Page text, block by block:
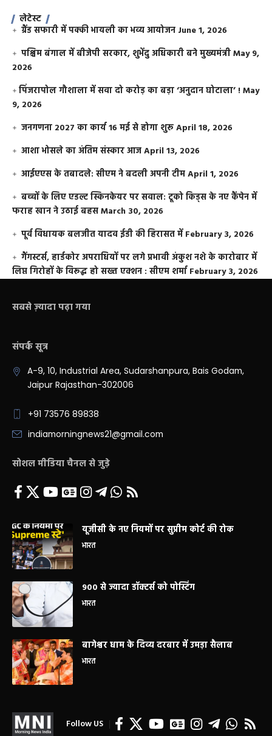
लेटेस्ट
ग्रैंड सफारी में पक्की भायली का भव्य आयोजन June 1, 2026
पश्चिम बंगाल में बीजेपी सरकार, शुभेंदु अधिकारी बने मुख्यमंत्रीMay 9,
2026
​पिंजरापोल गौशाला में सवा दो करोड़ का बड़ा ‘अनुदान घोटाला’ !May
9, 2026
जनगणना 2027 का कार्य 16 मई से होगा शुरूApril 18, 2026
आशा भोसले का अंतिम संस्कार आजApril 13, 2026
आईएएस के तबादले: सीएम ने बदली अपनी टीमApril 1, 2026
बच्चों के लिए एडल्ट स्किनकेयर पर सवाल: टूको किड्स के नए कैंपेन में
फराह खान ने उठाई बहसMarch 30, 2026
पूर्व विधायक बलजीत यादव ईडी की हिरासत में February 3, 2026
गैंगस्टर्स, हार्डकोर अपराधियों पर लगे प्रभावी अंकुश नशे के कारोबार में
लिप्त गिरोहों के विरूद्ध हो सख्त एक्शन : सीएम शर्मा February 3, 2026
सबसे ज़्यादा पढ़ा गया
संपर्क सूत्र
A-9, 10, Industrial Area, Sudarshanpura, Bais Godam,
Jaipur Rajasthan-302006
+91 73576 89838
indiamorningnews21@gmail.com
सोशल मीडिया चैनल से जुड़े
यूजीसी के नए नियमों पर सुप्रीम कोर्ट की रोक
भारत
900 से ज्यादा डॉक्टर्स को पोस्टिंग
भारत
बागेश्वर धाम के दिव्य दरबार में उमड़ा सैलाब
भारत
Follow US